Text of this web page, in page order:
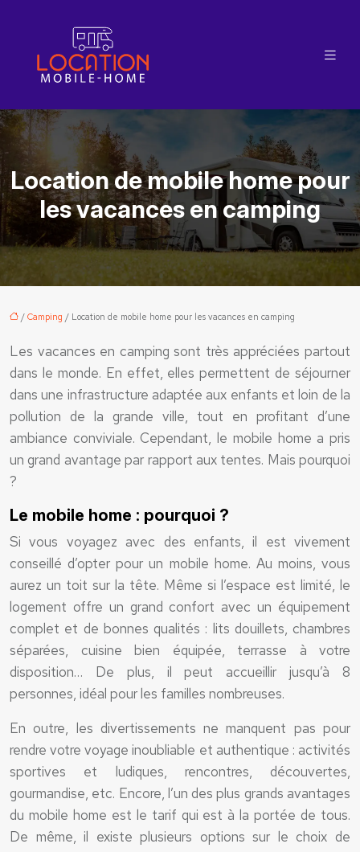
Location de mobile home pour
les vacances en camping
/ Camping / Location de mobile home pour les vacances en camping
Les vacances en camping sont très appréciées partout
dans le monde. En effet, elles permettent de séjourner
dans une infrastructure adaptée aux enfants et loin de la
pollution de la grande ville, tout en profitant d’une
ambiance conviviale. Cependant, le mobile home a pris
un grand avantage par rapport aux tentes. Mais pourquoi
?
Le mobile home : pourquoi ?
Si vous voyagez avec des enfants, il est vivement
conseillé d’opter pour un mobile home. Au moins, vous
aurez un toit sur la tête. Même si l’espace est limité, le
logement offre un grand confort avec un équipement
complet et de bonnes qualités : lits douillets, chambres
séparées, cuisine bien équipée, terrasse à votre
disposition… De plus, il peut accueillir jusqu’à 8
personnes, idéal pour les familles nombreuses.
En outre, les divertissements ne manquent pas pour
rendre votre voyage inoubliable et authentique : activités
sportives et ludiques, rencontres, découvertes,
gourmandise, etc. Encore, l’un des plus grands avantages
du mobile home est le tarif qui est à la portée de tous.
De même, il existe plusieurs options sur le choix de